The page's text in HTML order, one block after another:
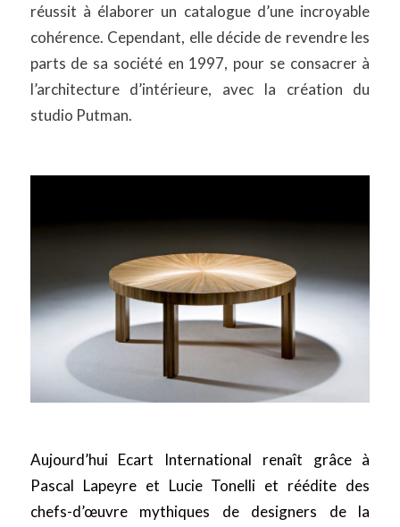
réussit à élaborer un catalogue d’une incroyable
cohérence. Cependant, elle décide de revendre les
parts de sa société en 1997, pour se consacrer à
l’architecture d’intérieure, avec la création du
studio Putman.
Aujourd’hui Ecart International renaît grâce à
Pascal Lapeyre et Lucie Tonelli et réédite des
chefs-d’œuvre mythiques de designers de la